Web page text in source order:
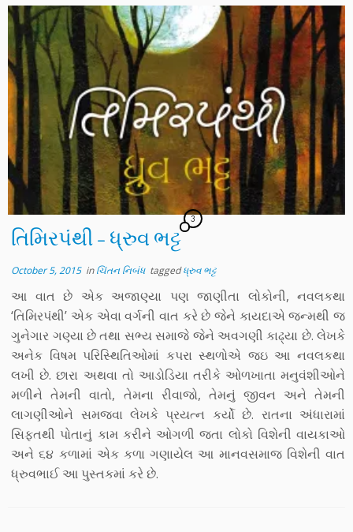
તિમિરપંથી – ધ્રુવ ભટ્ટ
3
October 5, 2015inચિંતન નિબંધ taggedધ્રુવ ભટ્ટ
આ વાત છે એક અજાણ્યા પણ જાણીતા લોકોની, નવલકથા
‘તિમિરપંથી’ એક એવા વર્ગની વાત કરે છે જેને કાયદાએ જન્મથી જ
ગુનેગાર ગણ્યા છે તથા સભ્ય સમાજે જેને અવગણી કાઢ્યા છે. લેખકે
અનેક વિષમ પરિસ્થિતિઓમાં કપરા સ્થળોએ જઇ આ નવલકથા
લખી છે. છારા અથવા તો આડોડિયા તરીકે ઓળખાતા મનુવંશીઓને
મળીને તેમની વાતો, તેમના રીવાજો, તેમનું જીવન અને તેમની
લાગણીઓને સમજવા લેખકે પ્રયત્ન કર્યો છે. રાતના અંધારામાં
સિફતથી પોતાનું કામ કરીને ઓગળી જતા લોકો વિશેની વાયકાઓ
અને ૬૪ કળામાં એક કળા ગણાયેલ આ માનવસમાજ વિશેની વાત
ધ્રુવભાઈ આ પુસ્તકમાં કરે છે.